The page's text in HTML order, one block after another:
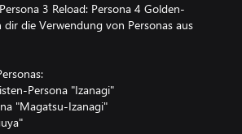
3 Reload: Persona 4 Golden-
dir die Verwendung von Personas aus
Persona "Izanagi"
"Magatsu-Izanagi"